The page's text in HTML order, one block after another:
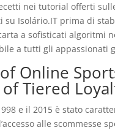
nei tutorial offerti
su Isolário.IT prima di
a sofisticati algoritmi
a tutti gli
Online
Tiered
e il 2015 è stato
alle scommesse